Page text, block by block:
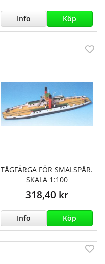
Info Köp
TÅGFÄRGA FÖR SMALSPÅR.
SKALA 1:100
318,40 kr
Info Köp